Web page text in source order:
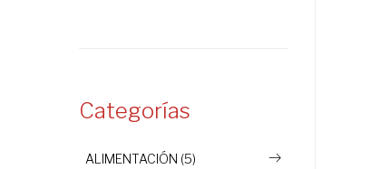
Categorías
ALIMENTACIÓN (5)